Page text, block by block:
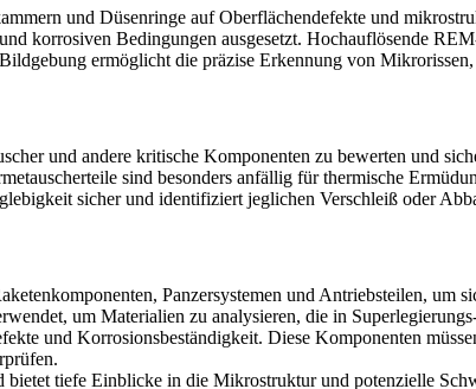
und Düsenringe auf Oberflächendefekte und
korrosiven Bedingungen ausgesetzt. Hochauflösende
ermöglicht die präzise Erkennung von
und andere kritische Komponenten zu bewerten und
sind besonders anfällig für thermische
sicher und identifiziert jeglichen Verschleiß oder
Panzersystemen und Antriebsteilen, um
um Materialien zu analysieren, die in
und Korrosionsbeständigkeit. Diese Komponenten
tiefe Einblicke in die Mikrostruktur und potenzielle